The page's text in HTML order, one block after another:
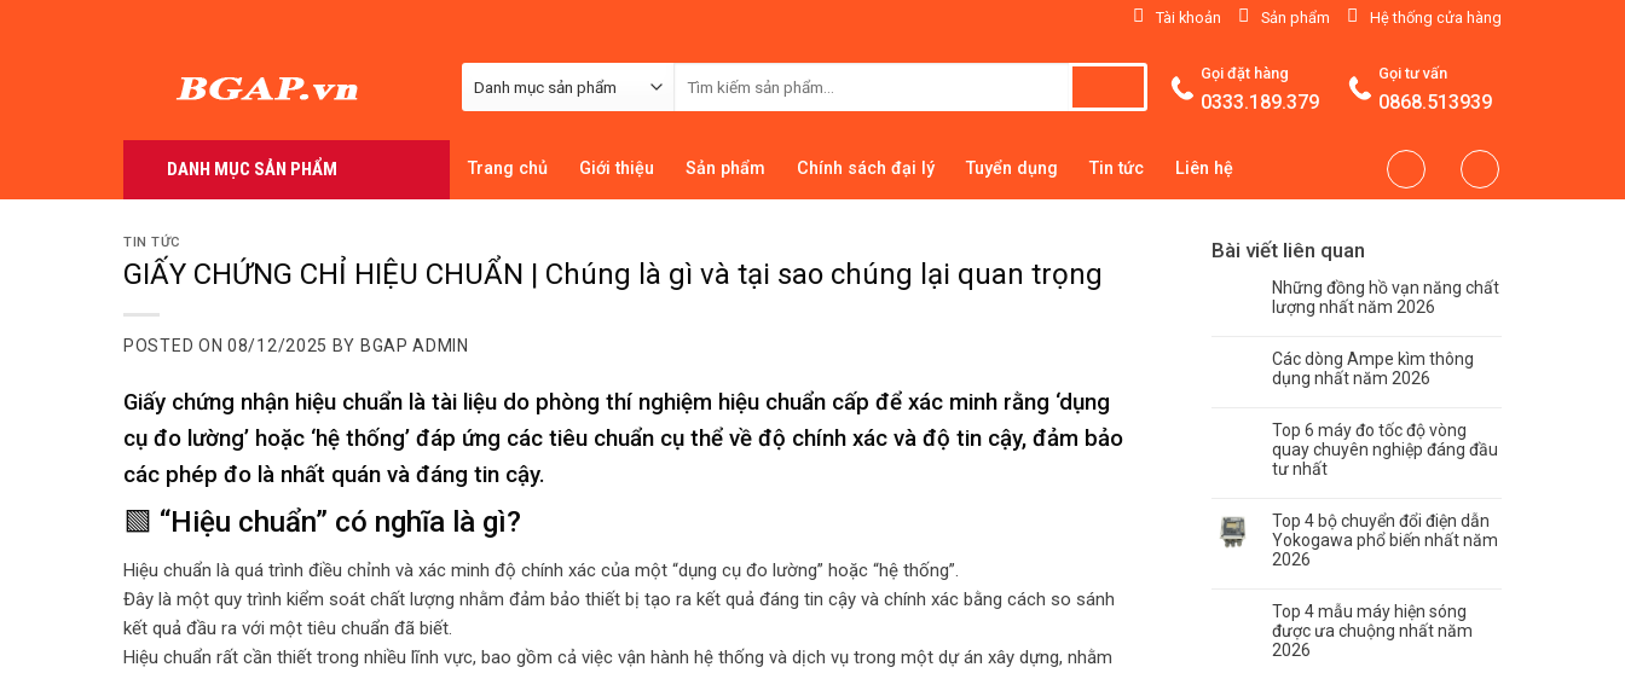
Tài khoản Sản phẩm Hệ thống cửa hàng
Gọi đặt hàng
0333.189.379
Gọi tư vấn
0868.513939
DANH MỤC SẢN PHẨM Trang chủ Giới thiệu Sản phẩm Chính sách đại lý Tuyển dụng Tin tức Liên hệ
TIN TỨC
GIẤY CHỨNG CHỈ HIỆU CHUẨN | Chúng là gì và tại sao chúng lại quan trọng
POSTED ON 08/12/2025 BY BGAP ADMIN
Giấy chứng nhận hiệu chuẩn là tài liệu do phòng thí nghiệm hiệu chuẩn cấp để xác minh rằng ‘dụng
cụ đo lường’ hoặc ‘hệ thống’ đáp ứng các tiêu chuẩn cụ thể về độ chính xác và độ tin cậy, đảm bảo
các phép đo là nhất quán và đáng tin cậy.
🟩 “Hiệu chuẩn” có nghĩa là gì?
Hiệu chuẩn là quá trình điều chỉnh và xác minh độ chính xác của một “dụng cụ đo lường” hoặc “hệ thống”.
Đây là một quy trình kiểm soát chất lượng nhằm đảm bảo thiết bị tạo ra kết quả đáng tin cậy và chính xác bằng cách so sánh
kết quả đầu ra với một tiêu chuẩn đã biết.
Hiệu chuẩn rất cần thiết trong nhiều lĩnh vực, bao gồm cả việc vận hành hệ thống và dịch vụ trong một dự án xây dựng, nhằm
Bài viết liên quan
Những đồng hồ vạn năng chất
lượng nhất năm 2026
Các dòng Ampe kìm thông
dụng nhất năm 2026
Top 6 máy đo tốc độ vòng
quay chuyên nghiệp đáng đầu
tư nhất
Top 4 bộ chuyển đổi điện dẫn
Yokogawa phổ biến nhất năm
2026
Top 4 mẫu máy hiện sóng
được ưa chuộng nhất năm
2026